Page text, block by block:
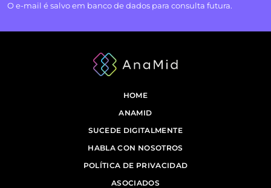
O e-mail é salvo em banco de dados para consulta futura.
HOME
ANAMID
SUCEDE DIGITALMENTE
HABLA CON NOSOTROS
POLÍTICA DE PRIVACIDAD
ASOCIADOS